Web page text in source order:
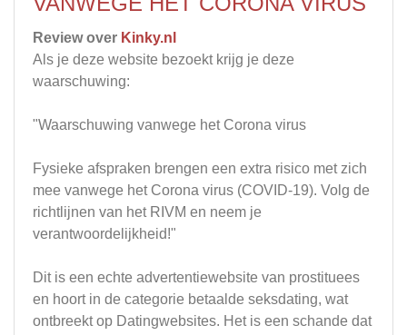
Review over Kinky.nl
Als je deze website bezoekt krijg je deze
waarschuwing:
"Waarschuwing vanwege het Corona virus
Fysieke afspraken brengen een extra risico met zich
mee vanwege het Corona virus (COVID-19). Volg de
richtlijnen van het RIVM en neem je
verantwoordelijkheid!"
Dit is een echte advertentiewebsite van prostituees
en hoort in de categorie betaalde seksdating, wat
ontbreekt op Datingwebsites. Het is een schande dat